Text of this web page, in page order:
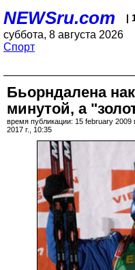
NEWSru.com |
суббота, 8 августа 2026
Спорт
Бьорндалена
минутой, а
время публикации: 15 february 2009
2017 г., 10:35